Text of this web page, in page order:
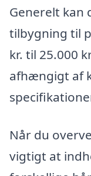
Generelt kan
tilbygning til
kr. til 25.000
afhængigt af
Når du
vigtigt at